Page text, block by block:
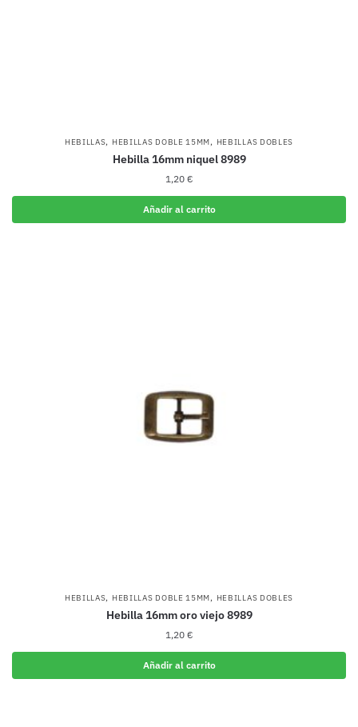
HEBILLAS, HEBILLAS DOBLE 15MM, HEBILLAS DOBLES
Hebilla 16mm niquel 8989
1,20 €
Añadir al carrito
HEBILLAS, HEBILLAS DOBLE 15MM, HEBILLAS DOBLES
Hebilla 16mm oro viejo 8989
1,20 €
Añadir al carrito